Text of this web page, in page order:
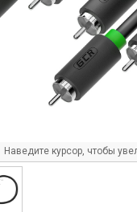
Наведите курсор, чтобы